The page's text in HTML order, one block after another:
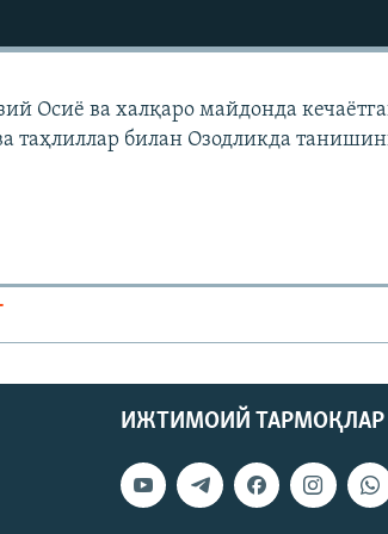
Осиë ва халқаро майдонда
таҳлиллар билан Озодликда
ИЖТИМОИЙ ТАРМОҚЛАР